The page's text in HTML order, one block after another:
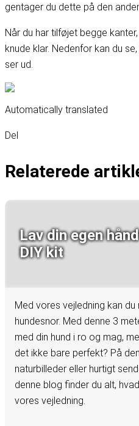
gentager du dette på den
Når du har tilføjet begge
knude klar. Nedenfor kan du
ser ud.
Automatically translated
Del
Relaterede
Lav din egen
DIY kit
Med vores vejledning kan
hundesnor. Med denne 3
med din hund i ro og mag,
det ikke bare perfekt? På
naturbilleder eller hurtigt
denne blog finder du alt,
vores vejledning.